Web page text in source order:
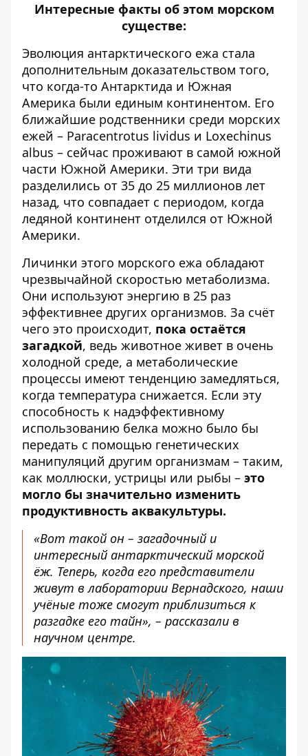
Интересные факты об этом морском
существе:
Эволюция антарктического ежа стала
дополнительным доказательством того,
что когда-то Антарктида и Южная
Америка были единым континентом. Его
ближайшие родственники среди морских
ежей – Paracentrotus lividus и Loxechinus
albus – сейчас проживают в самой южной
части Южной Америки. Эти три вида
разделились от 35 до 25 миллионов лет
назад, что совпадает с периодом, когда
ледяной континент отделился от Южной
Америки.
Личинки этого морского ежа обладают
чрезвычайной скоростью метаболизма.
Они используют энергию в 25 раз
эффективнее других организмов. За счёт
чего это происходит, пока остаётся
загадкой, ведь животное живет в очень
холодной среде, а метаболические
процессы имеют тенденцию замедляться,
когда температура снижается. Если эту
способность к надэффективному
использованию белка можно было бы
передать с помощью генетических
манипуляций другим организмам – таким,
как моллюски, устрицы или рыбы – это
могло бы значительно изменить
продуктивность аквакультуры.
«Вот такой он – загадочный и
интересный антарктический морской
ёж. Теперь, когда его представители
живут в лаборатории Вернадского, наши
учёные тоже смогут приблизиться к
разгадке его тайн», – рассказали в
научном центре.